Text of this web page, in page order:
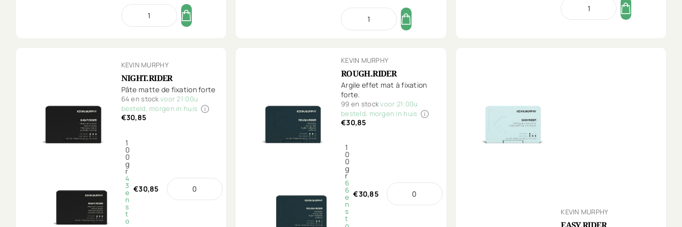
KEVIN MURPHY
NIGHT.RIDER
Pâte matte de fixation forte
64 en stockvoor 21:00u
besteld, morgen in huis
€30,85
1
0
0
g
r
4
3
e
n
s
t
o
€30,85
KEVIN MURPHY
ROUGH.RIDER
Argile effet mat à fixation
forte.
99 en stockvoor 21:00u
besteld, morgen in huis
€30,85
1
0
0
g
r
6
6
e
n
s
t
€30,85
KEVIN MURPHY